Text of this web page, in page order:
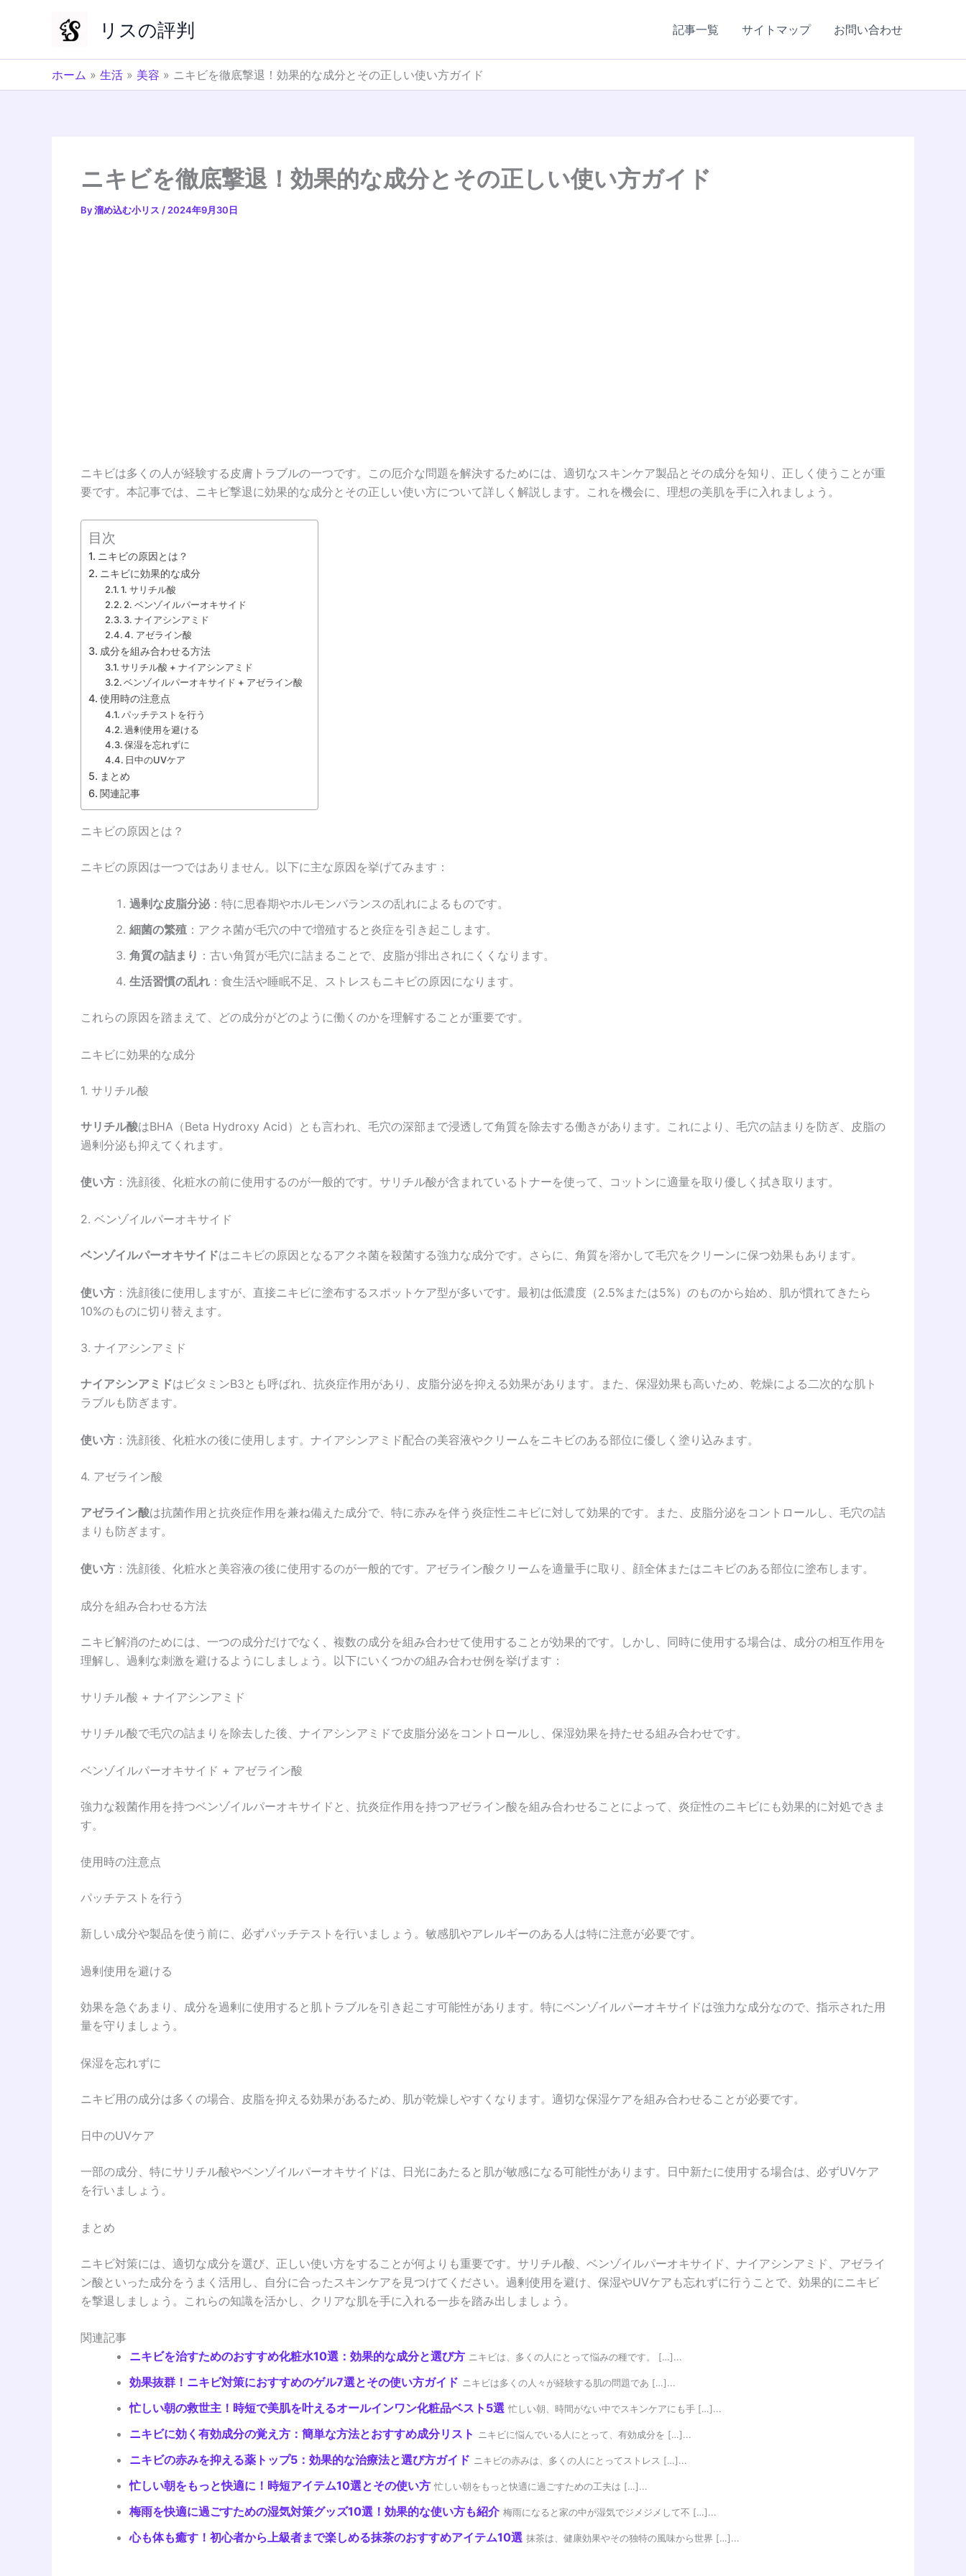
リスの評判 記事一覧 サイトマップ お問い合わせ
ホーム » 生活 » 美容 » ニキビを徹底撃退！効果的な成分とその正しい使い方ガイド
ニキビを徹底撃退！効果的な成分とその正しい使い方ガイド
By溜め込む小リス / 2024年9月30日
ニキビは多くの人が経験する皮膚トラブルの一つです。この厄介な問題を解決するためには、適切なスキンケア製品とその成分を知り、正しく使うことが重
要です。本記事では、ニキビ撃退に効果的な成分とその正しい使い方について詳しく解説します。これを機会に、理想の美肌を手に入れましょう。
目次
ニキビの原因とは？
ニキビに効果的な成分
1. サリチル酸
2. ベンゾイルパーオキサイド
3. ナイアシンアミド
4. アゼライン酸
成分を組み合わせる方法
サリチル酸 + ナイアシンアミド
ベンゾイルパーオキサイド + アゼライン酸
使用時の注意点
パッチテストを行う
過剰使用を避ける
保湿を忘れずに
日中のUVケア
まとめ
関連記事
ニキビの原因とは？
ニキビの原因は一つではありません。以下に主な原因を挙げてみます：
過剰な皮脂分泌：特に思春期やホルモンバランスの乱れによるものです。
細菌の繁殖 ：アクネ菌が毛穴の中で増殖すると炎症を引き起こします。
角質の詰まり ：古い角質が毛穴に詰まることで、皮脂が排出されにくくなります。
生活習慣の乱れ ：食生活や睡眠不足、ストレスもニキビの原因になります。
これらの原因を踏まえて、どの成分がどのように働くのかを理解することが重要です。
ニキビに効果的な成分
1. サリチル酸
サリチル酸はBHA（Beta Hydroxy Acid）とも言われ、毛穴の深部まで浸透して角質を除去する働きがあります。これにより、毛穴の詰まりを防ぎ、皮脂の
過剰分泌も抑えてくれます。
使い方 ：洗顔後、化粧水の前に使用するのが一般的です。サリチル酸が含まれているトナーを使って、コットンに適量を取り優しく拭き取ります。
2. ベンゾイルパーオキサイド
ベンゾイルパーオキサイドはニキビの原因となるアクネ菌を殺菌する強力な成分です。さらに、角質を溶かして毛穴をクリーンに保つ効果もあります。
使い方 ：洗顔後に使用しますが、直接ニキビに塗布するスポットケア型が多いです。最初は低濃度（2.5%または5%）のものから始め、肌が慣れてきたら
10%のものに切り替えます。
3. ナイアシンアミド
ナイアシンアミドはビタミンB3とも呼ばれ、抗炎症作用があり、皮脂分泌を抑える効果があります。また、保湿効果も高いため、乾燥による二次的な肌ト
ラブルも防ぎます。
使い方 ：洗顔後、化粧水の後に使用します。ナイアシンアミド配合の美容液やクリームをニキビのある部位に優しく塗り込みます。
4. アゼライン酸
アゼライン酸は抗菌作用と抗炎症作用を兼ね備えた成分で、特に赤みを伴う炎症性ニキビに対して効果的です。また、皮脂分泌をコントロールし、毛穴の詰
まりも防ぎます。
使い方 ：洗顔後、化粧水と美容液の後に使用するのが一般的です。アゼライン酸クリームを適量手に取り、顔全体またはニキビのある部位に塗布します。
成分を組み合わせる方法
ニキビ解消のためには、一つの成分だけでなく、複数の成分を組み合わせて使用することが効果的です。しかし、同時に使用する場合は、成分の相互作用を
理解し、過剰な刺激を避けるようにしましょう。以下にいくつかの組み合わせ例を挙げます：
サリチル酸 + ナイアシンアミド
サリチル酸で毛穴の詰まりを除去した後、ナイアシンアミドで皮脂分泌をコントロールし、保湿効果を持たせる組み合わせです。
ベンゾイルパーオキサイド + アゼライン酸
強力な殺菌作用を持つベンゾイルパーオキサイドと、抗炎症作用を持つアゼライン酸を組み合わせることによって、炎症性のニキビにも効果的に対処できま
す。
使用時の注意点
パッチテストを行う
新しい成分や製品を使う前に、必ずパッチテストを行いましょう。敏感肌やアレルギーのある人は特に注意が必要です。
過剰使用を避ける
効果を急ぐあまり、成分を過剰に使用すると肌トラブルを引き起こす可能性があります。特にベンゾイルパーオキサイドは強力な成分なので、指示された用
量を守りましょう。
保湿を忘れずに
ニキビ用の成分は多くの場合、皮脂を抑える効果があるため、肌が乾燥しやすくなります。適切な保湿ケアを組み合わせることが必要です。
日中のUVケア
一部の成分、特にサリチル酸やベンゾイルパーオキサイドは、日光にあたると肌が敏感になる可能性があります。日中新たに使用する場合は、必ずUVケア
を行いましょう。
まとめ
ニキビ対策には、適切な成分を選び、正しい使い方をすることが何よりも重要です。サリチル酸、ベンゾイルパーオキサイド、ナイアシンアミド、アゼライ
ン酸といった成分をうまく活用し、自分に合ったスキンケアを見つけてください。過剰使用を避け、保湿やUVケアも忘れずに行うことで、効果的にニキビ
を撃退しましょう。これらの知識を活かし、クリアな肌を手に入れる一歩を踏み出しましょう。
関連記事
ニキビを治すためのおすすめ化粧水10選：効果的な成分と選び方 ニキビは、多くの人にとって悩みの種です。 […]...
効果抜群！ニキビ対策におすすめのゲル7選とその使い方ガイド ニキビは多くの人々が経験する肌の問題であ […]...
忙しい朝の救世主！時短で美肌を叶えるオールインワン化粧品ベスト5選 忙しい朝、時間がない中でスキンケアにも手 […]...
ニキビに効く有効成分の覚え方：簡単な方法とおすすめ成分リスト ニキビに悩んでいる人にとって、有効成分を […]...
ニキビの赤みを抑える薬トップ5：効果的な治療法と選び方ガイド ニキビの赤みは、多くの人にとってストレス […]...
忙しい朝をもっと快適に！時短アイテム10選とその使い方 忙しい朝をもっと快適に過ごすための工夫は […]...
梅雨を快適に過ごすための湿気対策グッズ10選！効果的な使い方も紹介 梅雨になると家の中が湿気でジメジメして不 […]...
心も体も癒す！初心者から上級者まで楽しめる抹茶のおすすめアイテム10選 抹茶は、健康効果やその独特の風味から世界 […]...